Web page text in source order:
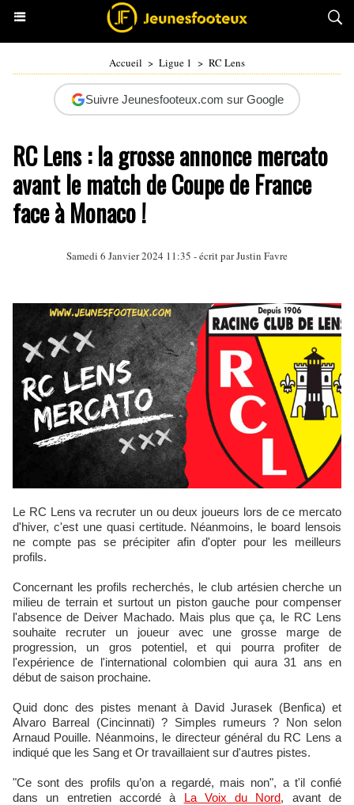
Accueil > Ligue 1 > RC Lens
Suivre Jeunesfooteux.com sur Google
RC Lens : la grosse annonce mercato
avant le match de Coupe de France
face à Monaco !
Samedi 6 Janvier 2024 11:35 - écrit parJustin Favre
Le RC Lens va recruter un ou deux joueurs lors de ce mercato
d'hiver, c'est une quasi certitude. Néanmoins, le board lensois
ne compte pas se précipiter afin d'opter pour les meilleurs
profils.
Concernant les profils recherchés, le club artésien cherche un
milieu de terrain et surtout un piston gauche pour compenser
l'absence de Deiver Machado. Mais plus que ça, le RC Lens
souhaite recruter un joueur avec une grosse marge de
progression, un gros potentiel, et qui pourra profiter de
l'expérience de l'international colombien qui aura 31 ans en
début de saison prochaine.
Quid donc des pistes menant à David Jurasek (Benfica) et
Alvaro Barreal (Cincinnati) ? Simples rumeurs ? Non selon
Arnaud Pouille. Néanmoins, le directeur général du RC Lens a
indiqué que les Sang et Or travaillaient sur d'autres pistes.
"Ce sont des profils qu’on a regardé, mais non", a t'il confié
dans un entretien accordé à La Voix du Nord, avant de